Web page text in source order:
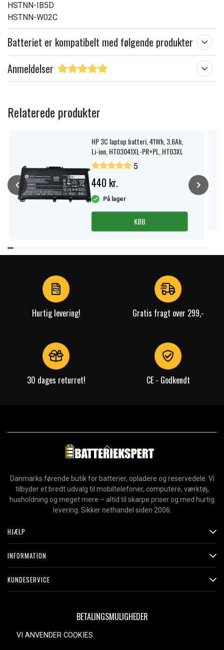
HSTNN-IB5D
HSTNN-W02C
Batteriet er kompatibelt med følgende produkter
Anmeldelser
Relaterede produkter
HP 3C laptop batteri, 41Wh, 3,6Ah,
Li-ion, HT03041XL-PR+PL, HT03XL
5
440 kr.
På lager
KØB
Item
1
Hurtig levering! Gratis fragt over 299,-
30 dages returret! CE - Godkendt
Danmarks førende butik for batterier, opladere og reservedele. Vi
tilbyder et bredt udvalg til mobiltelefoner, computere, værktøj,
husholdning og meget mere – altid til skarpe priser og med hurtig
levering. Sikker nethandel siden 2006.
HJÆLP
INFORMATION
KUNDESERVICE
BETALINGSMULIGHEDER
VI ANVENDER COOKIES